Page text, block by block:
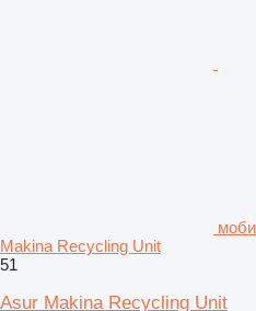
Makina Recycling Unit
51
Asur Makina Recycling Unit